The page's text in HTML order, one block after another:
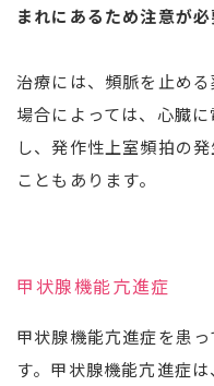
まれにあるため注意が必
治療には、頻脈を止める
場合によっては、心臓
し、発作性上室頻拍の
こともあります。
甲状腺機能亢進症
甲状腺機能亢進症を患
す。甲状腺機能亢進症